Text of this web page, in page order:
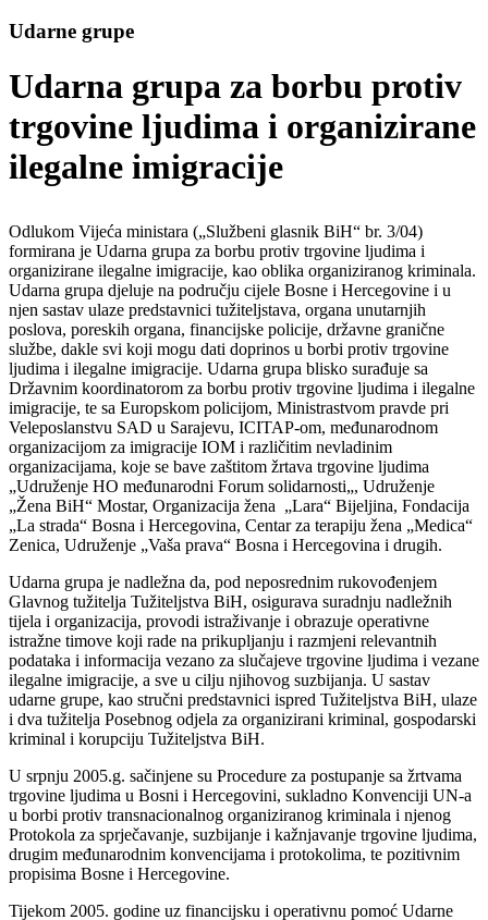
Udarne grupe
Udarna grupa za borbu protiv
trgovine ljudima i organizirane
ilegalne imigracije
Odlukom Vijeća ministara („Službeni glasnik BiH“ br. 3/04)
formirana je Udarna grupa za borbu protiv trgovine ljudima i
organizirane ilegalne imigracije, kao oblika organiziranog kriminala.
Udarna grupa djeluje na području cijele Bosne i Hercegovine i u
njen sastav ulaze predstavnici tužiteljstava, organa unutarnjih
poslova, poreskih organa, financijske policije, državne granične
službe, dakle svi koji mogu dati doprinos u borbi protiv trgovine
ljudima i ilegalne imigracije. Udarna grupa blisko surađuje sa
Državnim koordinatorom za borbu protiv trgovine ljudima i ilegalne
imigracije, te sa Europskom policijom, Ministrastvom pravde pri
Veleposlanstvu SAD u Sarajevu, ICITAP-om, međunarodnom
organizacijom za imigracije IOM i različitim nevladinim
organizacijama, koje se bave zaštitom žrtava trgovine ljudima
„Udruženje HO međunarodni Forum solidarnosti„, Udruženje
„Žena BiH“ Mostar, Organizacija žena „Lara“ Bijeljina, Fondacija
„La strada“ Bosna i Hercegovina, Centar za terapiju žena „Medica“
Zenica, Udruženje „Vaša prava“ Bosna i Hercegovina i drugih.
Udarna grupa je nadležna da, pod neposrednim rukovođenjem
Glavnog tužitelja Tužiteljstva BiH, osigurava suradnju nadležnih
tijela i organizacija, provodi istraživanje i obrazuje operativne
istražne timove koji rade na prikupljanju i razmjeni relevantnih
podataka i informacija vezano za slučajeve trgovine ljudima i vezane
ilegalne imigracije, a sve u cilju njihovog suzbijanja. U sastav
udarne grupe, kao stručni predstavnici ispred Tužiteljstva BiH, ulaze
i dva tužitelja Posebnog odjela za organizirani kriminal, gospodarski
kriminal i korupciju Tužiteljstva BiH.
U srpnju 2005.g. sačinjene su Procedure za postupanje sa žrtvama
trgovine ljudima u Bosni i Hercegovini, sukladno Konvenciji UN-a
u borbi protiv transnacionalnog organiziranog kriminala i njenog
Protokola za sprječavanje, suzbijanje i kažnjavanje trgovine ljudima,
drugim međunarodnim konvencijama i protokolima, te pozitivnim
propisima Bosne i Hercegovine.
Tijekom 2005. godine uz financijsku i operativnu pomoć Udarne